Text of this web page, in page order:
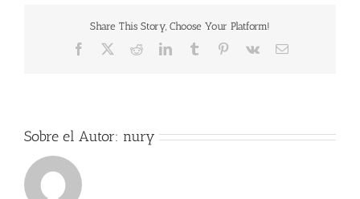
Share This Story, Choose Your Platform!
Facebook RedditLinkedInTumblr Pinterest
Vk
Correo
Sobre el Autor: nury